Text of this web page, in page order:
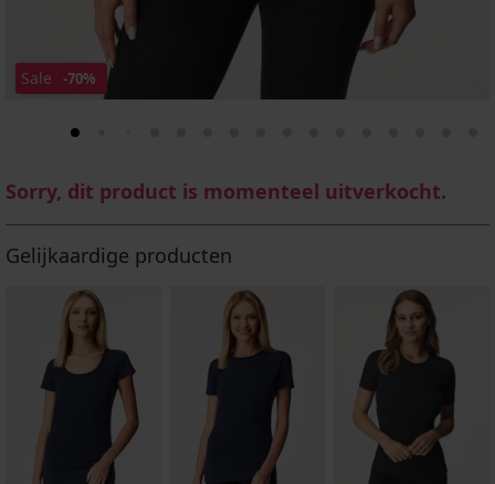
Sale -70%
Sorry, dit product is momenteel uitverkocht.
Gelijkaardige producten